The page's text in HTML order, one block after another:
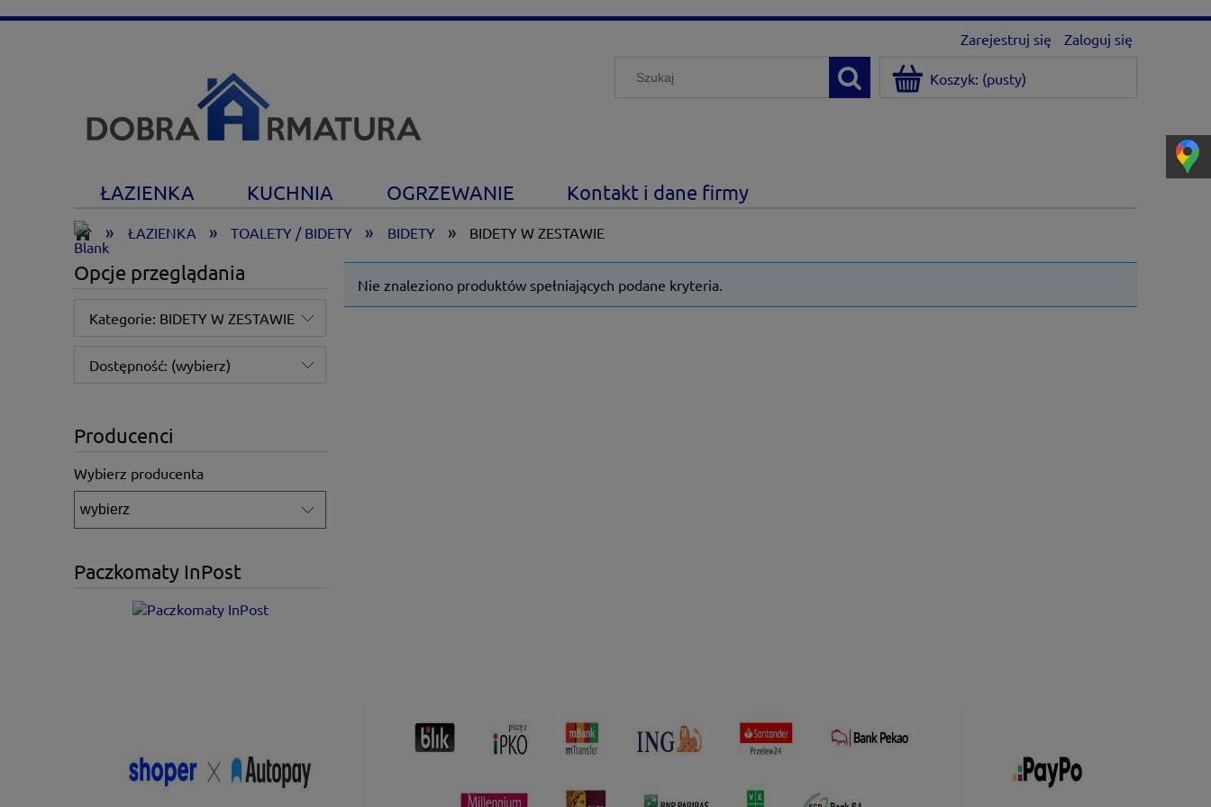
Zarejestruj się Zaloguj się
Koszyk: (pusty)
ŁAZIENKA KUCHNIA OGRZEWANIE Kontakt i dane firmy
» ŁAZIENKA » TOALETY / BIDETY » BIDETY » BIDETY W ZESTAWIE
Opcje przeglądania
Kategorie: BIDETY W ZESTAWIE
Dostępność: (wybierz)
Producenci
Wybierz producenta
Paczkomaty InPost
Nie znaleziono produktów spełniających podane kryteria.